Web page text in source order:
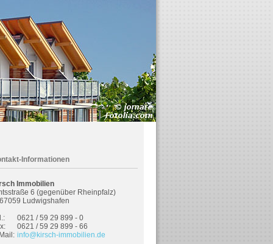
Informationen
Immobilien
6 (gegenüber Rheinpfalz)
Ludwigshafen
0621 / 59 29 899 - 0
0621 / 59 29 899 - 66
info@kirsch-immobilien.de